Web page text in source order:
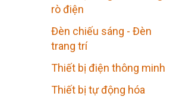
rò điện
Đèn chiếu sáng - Đèn
trang trí
Thiết bị điện thông minh
Thiết bị tự động hóa